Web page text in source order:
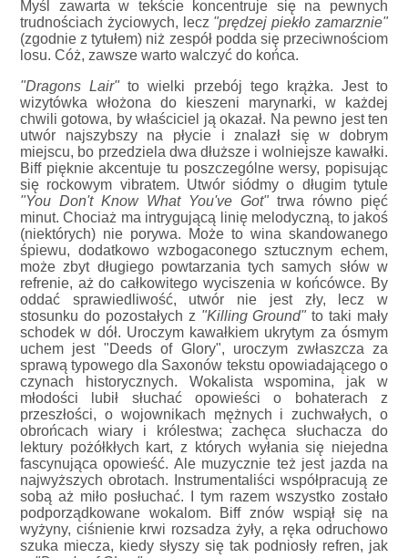
Myśl zawarta w tekście koncentruje się na pewnych
trudnościach życiowych, lecz "prędzej piekło zamarznie"
(zgodnie z tytułem) niż zespół podda się przeciwnościom
losu. Cóż, zawsze warto walczyć do końca.
"Dragons Lair"to wielki przebój tego krążka. Jest to
wizytówka włożona do kieszeni marynarki, w każdej
chwili gotowa, by właściciel ją okazał. Na pewno jest ten
utwór najszybszy na płycie i znalazł się w dobrym
miejscu, bo przedziela dwa dłuższe i wolniejsze kawałki.
Biff pięknie akcentuje tu poszczególne wersy, popisując
się rockowym vibratem. Utwór siódmy o długim tytule
"You Don't Know What You've Got"trwa równo pięć
minut. Chociaż ma intrygującą linię melodyczną, to jakoś
(niektórych) nie porywa. Może to wina skandowanego
śpiewu, dodatkowo wzbogaconego sztucznym echem,
może zbyt długiego powtarzania tych samych słów w
refrenie, aż do całkowitego wyciszenia w końcówce. By
oddać sprawiedliwość, utwór nie jest zły, lecz w
stosunku do pozostałych z "Killing Ground"to taki mały
schodek w dół. Uroczym kawałkiem ukrytym za ósmym
uchem jest "Deeds of Glory", uroczym zwłaszcza za
sprawą typowego dla Saxonów tekstu opowiadającego o
czynach historycznych. Wokalista wspomina, jak w
młodości lubił słuchać opowieści o bohaterach z
przeszłości, o wojownikach mężnych i zuchwałych, o
obrońcach wiary i królestwa; zachęca słuchacza do
lektury pożółkłych kart, z których wyłania się niejedna
fascynująca opowieść. Ale muzycznie też jest jazda na
najwyższych obrotach. Instrumentaliści współpracują ze
sobą aż miło posłuchać. I tym razem wszystko zostało
podporządkowane wokalom. Biff znów wspiął się na
wyżyny, ciśnienie krwi rozsadza żyły, a ręka odruchowo
szuka miecza, kiedy słyszy się tak podniosły refren, jak